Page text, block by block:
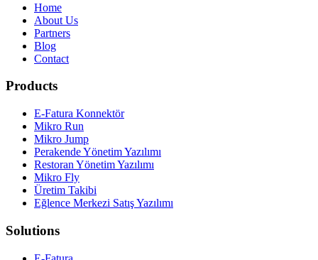
Home
About Us
Partners
Blog
Contact
Products
E-Fatura Konnektör
Mikro Run
Mikro Jump
Perakende Yönetim Yazılımı
Restoran Yönetim Yazılımı
Mikro Fly
Üretim Takibi
Eğlence Merkezi Satış Yazılımı
Solutions